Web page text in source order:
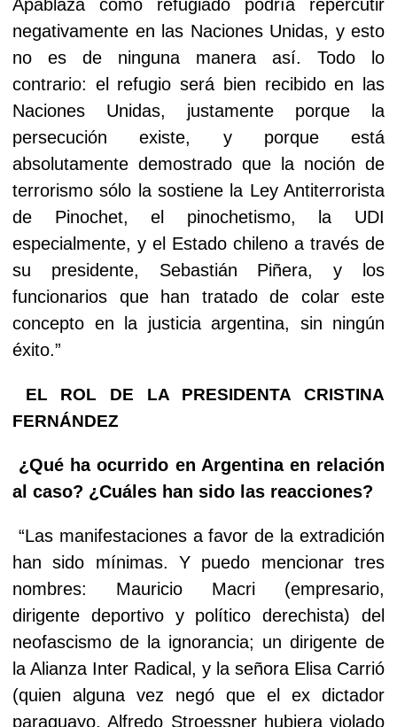
Apablaza como refugiado podría repercutir
negativamente en las Naciones Unidas, y esto
no es de ninguna manera así. Todo lo
contrario: el refugio será bien recibido en las
Naciones Unidas, justamente porque la
persecución existe, y porque está
absolutamente demostrado que la noción de
terrorismo sólo la sostiene la Ley Antiterrorista
de Pinochet, el pinochetismo, la UDI
especialmente, y el Estado chileno a través de
su presidente, Sebastián Piñera, y los
funcionarios que han tratado de colar este
concepto en la justicia argentina, sin ningún
éxito.”
EL ROL DE LA PRESIDENTA CRISTINA
FERNÁNDEZ
¿Qué ha ocurrido en Argentina en relación
al caso? ¿Cuáles han sido las reacciones?
“Las manifestaciones a favor de la extradición
han sido mínimas. Y puedo mencionar tres
nombres: Mauricio Macri (empresario,
dirigente deportivo y político derechista) del
neofascismo de la ignorancia; un dirigente de
la Alianza Inter Radical, y la señora Elisa Carrió
(quien alguna vez negó que el ex dictador
paraguayo, Alfredo Stroessner hubiera violado